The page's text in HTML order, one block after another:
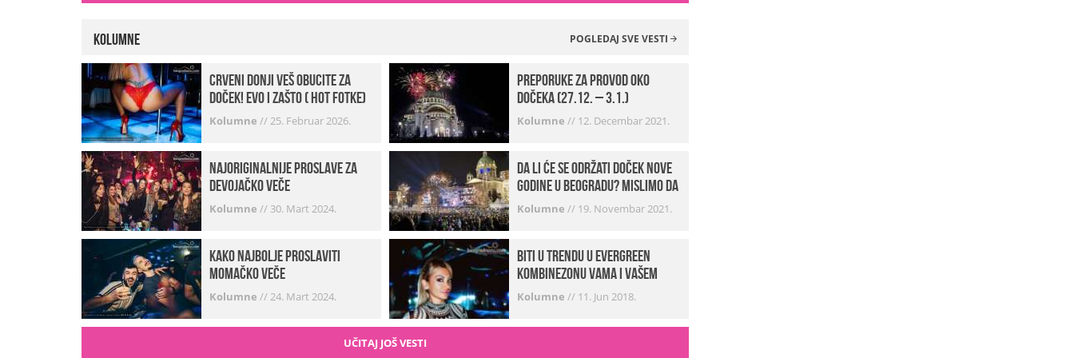
Kolumne POGLEDAJ SVE VESTI
Crveni donji veš obucite za
doček! Evo i zašto ( hot fotke)
Kolumne //25. Februar 2026.
Najoriginalnije proslave za
devojačko veče
Kolumne // 30. Mart 2024.
Kako najbolje proslaviti
momačko veče
Kolumne //24. Mart 2024.
Preporuke za provod oko
dočeka (27.12. – 3.1.)
Kolumne // 12. Decembar 2021.
Da li će se održati doček Nove
godine u Beogradu? Mislimo da
imamo jako DOBRE VESTI!
Kolumne // 19. Novembar 2021.
Biti u trendu u Evergreen
kombinezonu vama i vašem
frendu
Kolumne // 11. Jun 2018.
UČITAJ JOŠ VESTI